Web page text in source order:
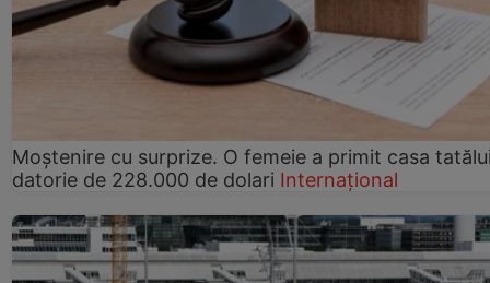
Moștenire cu surprize. O femeie a primit casa
datorie de 228.000 de dolari Internațional